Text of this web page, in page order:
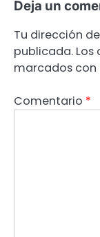
Deja un
Tu dirección
publicada.
marcados con
Comentario *